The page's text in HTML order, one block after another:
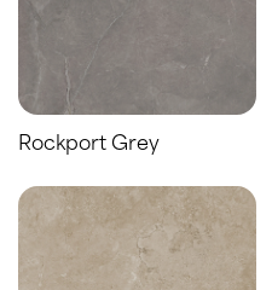
Rockport Grey